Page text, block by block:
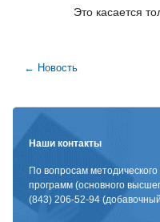
Это касается
← Новость
Наши контакты
По вопросам
программ (основного
(843) 206-52-94